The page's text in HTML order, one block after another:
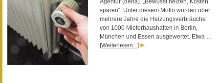
sparen“: Unter diesem Motto wurden über
mehrere Jahre die Heizungsverbräuche
von 1000 Mieterhaushalten in Berlin,
München und Essen ausgewertet. Etwa …
[Weiterlesen...]